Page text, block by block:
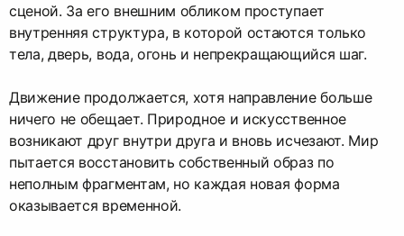
сценой. За его внешним обликом проступает
внутренняя структура, в которой остаются только
тела, дверь, вода, огонь и непрекращающийся шаг.
Движение продолжается, хотя направление больше
ничего не обещает. Природное и искусственное
возникают друг внутри друга и вновь исчезают. Мир
пытается восстановить собственный образ по
неполным фрагментам, но каждая новая форма
оказывается временной.